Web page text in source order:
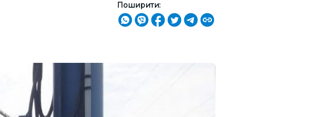
Поширити: